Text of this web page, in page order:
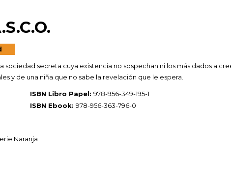
secreta cuya existencia no sospechan ni los más dados a
y de una niña que no sabe la revelación que le espera.
ISBN Libro Papel: 978-956-349-195-1
ISBN Ebook: 978-956-363-796-0
Naranja